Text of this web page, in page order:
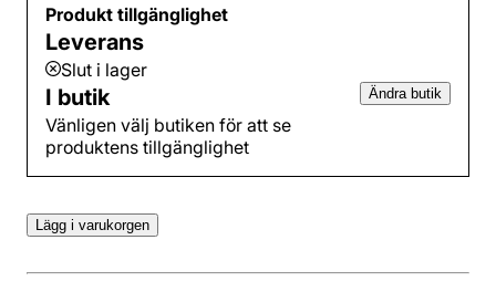
Produkt tillgänglighet
Leverans
Slut i lager
I butik
Vänligen välj butiken för att se
produktens tillgänglighet
Ändra butik
Lägg i varukorgen